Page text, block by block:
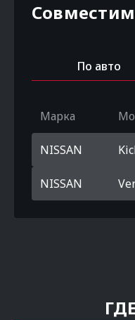
По авто
Марка
NISSAN
NISSAN